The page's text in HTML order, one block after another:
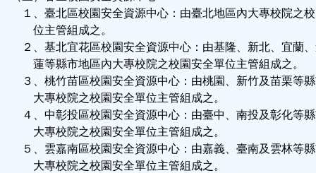
１、臺北區校園安全資源中心：由臺北地區內大專校院之
位主管組成之。
２、基北宜花區校園安全資源中心：由基隆、新北、宜蘭
蓮等縣市地區內大專校院之校園安全單位主管組成之。
３、桃竹苗區校園安全資源中心：由桃園、新竹及苗栗等
大專校院之校園安全單位主管組成之。
４、中彰投區校園安全資源中心：由臺中、南投及彰化等
大專校院之校園安全單位主管組成之。
５、雲嘉南區校園安全資源中心：由嘉義、臺南及雲林等
大專校院之校園安全單位主管組成之。